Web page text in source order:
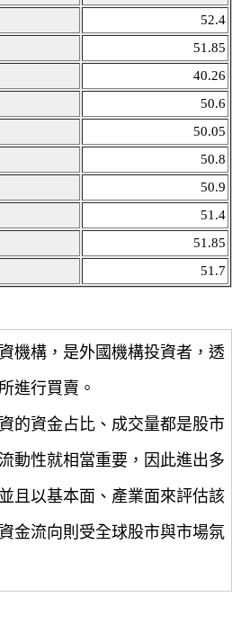
52.4
51.85
40.26
50.6
50.05
50.8
50.9
51.4
51.85
51.7
機構，是外國機構投資者，透
進行買賣。
的資金占比、成交量都是股市
動性就相當重要，因此進出多
且以基本面、產業面來評估該
金流向則受全球股市與市場氛